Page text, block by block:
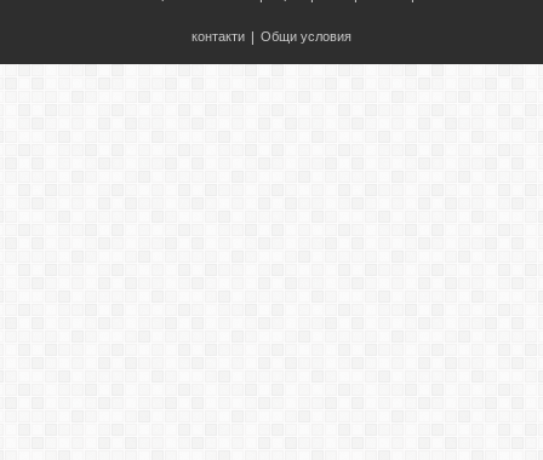
контакти | Общи условия